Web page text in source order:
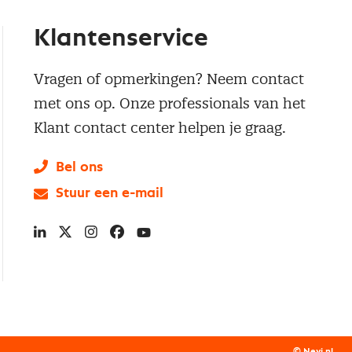
Klantenservice
Vragen of opmerkingen? Neem contact
met ons op. Onze professionals van het
Klant contact center helpen je graag.
Bel ons
Stuur een e-mail
LinkedIn
X Instagram
Facebook
YouTube